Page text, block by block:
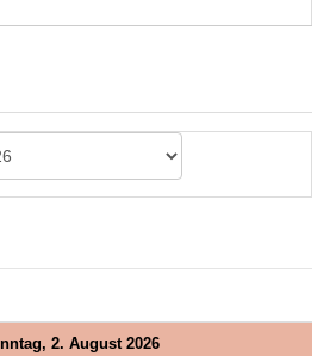
2. August 2026